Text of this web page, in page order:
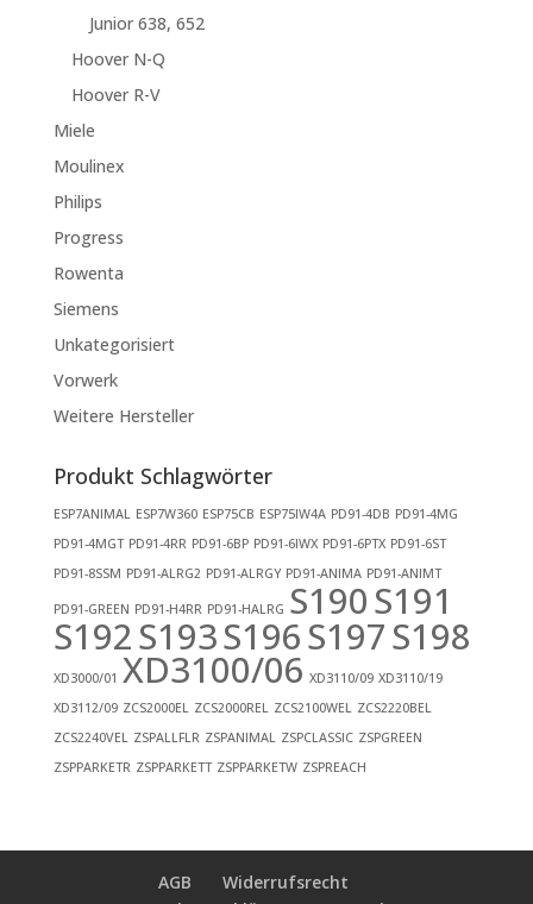
Junior 638, 652
Hoover N-Q
Hoover R-V
Miele
Moulinex
Philips
Progress
Rowenta
Siemens
Unkategorisiert
Vorwerk
Weitere Hersteller
Produkt Schlagwörter
ESP7ANIMAL ESP7W360 ESP75CB ESP75IW4A PD91-4DB PD91-4MG
PD91-4MGT PD91-4RR PD91-6BP PD91-6IWX PD91-6PTX PD91-6ST
PD91-8SSM PD91-ALRG2 PD91-ALRGY PD91-ANIMA PD91-ANIMT
PD91-GREEN PD91-H4RR PD91-HALRG S190S191
S192S193S196S197S198
XD3000/01 XD3100/06 XD3110/09 XD3110/19
XD3112/09 ZCS2000EL ZCS2000REL ZCS2100WEL ZCS2220BEL
ZCS2240VEL ZSPALLFLR ZSPANIMAL ZSPCLASSIC ZSPGREEN
ZSPPARKETR ZSPPARKETT ZSPPARKETW ZSPREACH
AGB
Widerrufsrecht